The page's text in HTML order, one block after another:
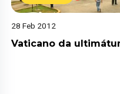
28 Feb 2012
Vaticano da